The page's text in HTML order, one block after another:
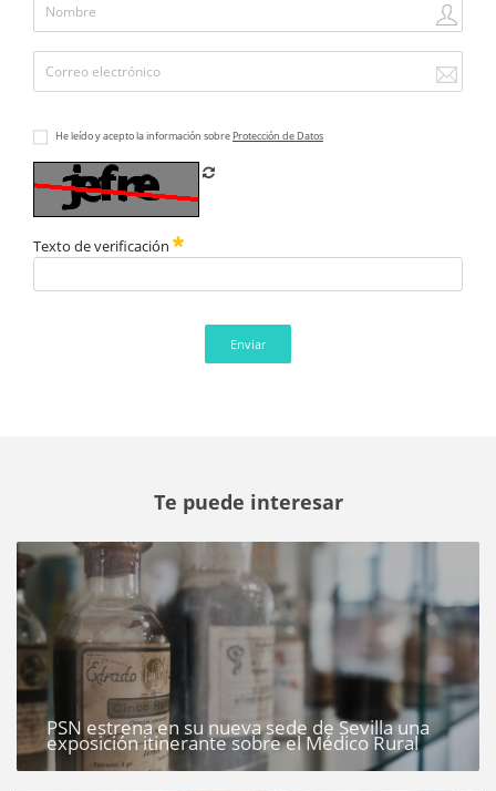
He leído y acepto la información sobre Protección de Datos
Texto de verificación
Enviar
Te puede interesar
PSN estrena en su nueva sede de Sevilla una
exposición itinerante sobre el Médico Rural